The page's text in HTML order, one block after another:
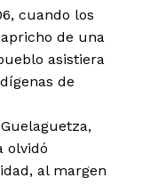
cuando los
de una
asistiera
de
olvidó
al margen